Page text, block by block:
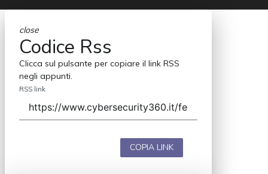
close
Codice Rss
Clicca sul pulsante per copiare il link RSS
negli appunti.
RSS link
COPIA LINK